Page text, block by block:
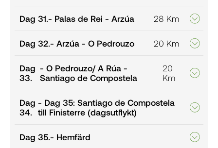
Dag 31.- Palas de Rei - Arzúa 28 Km
Dag 32.- Arzúa - O Pedrouzo 20 Km
Dag
33.
- O Pedrouzo/ A Rúa -
Santiago de Compostela
20
Km
Dag
34.
- Dag 35: Santiago de Compostela
till Finisterre (dagsutflykt)
Dag 35.- Hemfärd